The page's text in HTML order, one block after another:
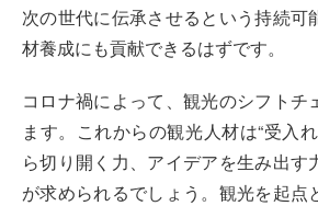
次の世代に伝承させるという持続可
材養成にも貢献できるはずです。
コロナ禍によって、観光のシフトチ
ます。これからの観光人材は“受入
ら切り開く力、アイデアを生み出す
が求められるでしょう。観光を起点